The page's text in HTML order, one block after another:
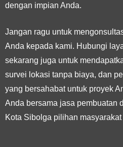
dengan impian Anda.
Jangan ragu untuk
Anda kepada kami. Hubungi
sekarang juga untuk
survei lokasi tanpa biaya, dan
yang bersahabat untuk proyek
Anda bersama jasa pembuatan
Kota Sibolga pilihan masyarakat